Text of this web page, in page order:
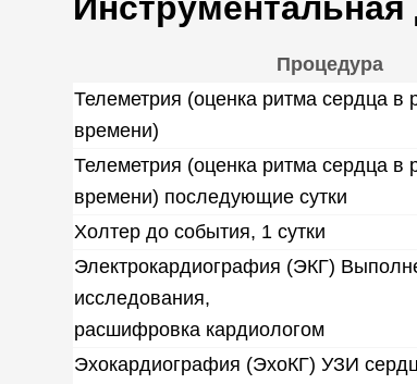
Процедура
Телеметрия (оценка ритма сердца в
времени)
Телеметрия (оценка ритма сердца в
времени) последующие сутки
Холтер до события, 1 сутки
Электрокардиография (ЭКГ)
исследования,
расшифровка кардиологом
Эхокардиография (ЭхоКГ) УЗИ